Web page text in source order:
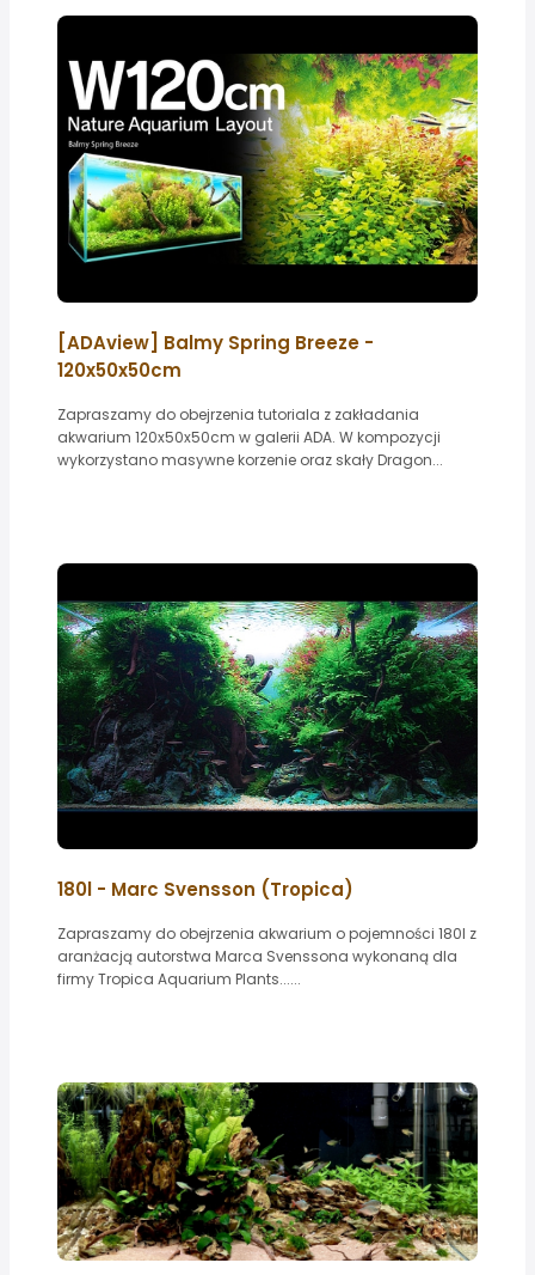
[ADAview] Balmy Spring Breeze -
120x50x50cm
Zapraszamy do obejrzenia tutoriala z zakładania
akwarium 120x50x50cm w galerii ADA. W kompozycji
wykorzystano masywne korzenie oraz skały Dragon...
180l - Marc Svensson (Tropica)
Zapraszamy do obejrzenia akwarium o pojemności 180l z
aranżacją autorstwa Marca Svenssona wykonaną dla
firmy Tropica Aquarium Plants......